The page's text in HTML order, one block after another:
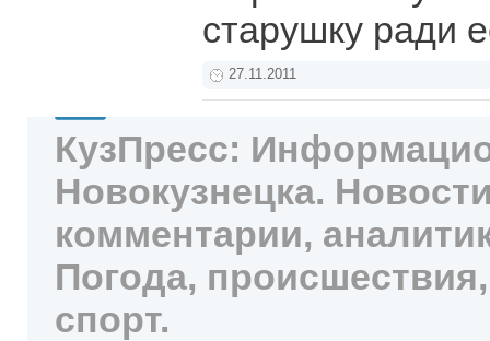
старушку ради
27.11.2011
КузПресс:
Новокузнецка.
комментарии,
Погода,
спорт.